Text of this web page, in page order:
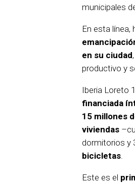
municipales
En esta
en su ciudad
productivo y
Iberia Loreto
financiada
15 millones
viviendas
dormitorios y
bicicletas.
Este es el